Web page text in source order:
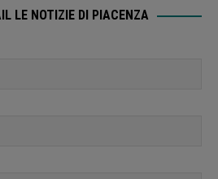
LE NOTIZIE DI PIACENZA